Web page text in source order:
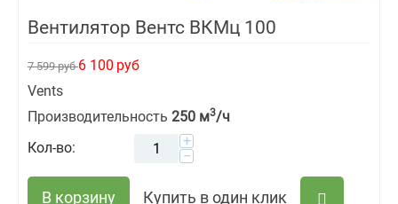
Вентилятор Вентс ВКМц 100
7 599 руб6 100 руб
Vents
Производительность 250 м3/ч
Кол-во:
+
−
В корзину Купить в один клик